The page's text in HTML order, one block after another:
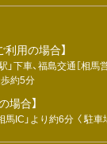
利用の場合】
」下車、福島交通［相
約5分
場合】
馬IC」より約6分 〈 駐